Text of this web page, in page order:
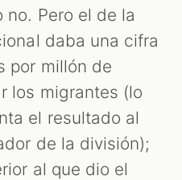
no. Pero el de la
daba una cifra
por millón de
los migrantes (lo
el resultado al
de la división);
al que dio el